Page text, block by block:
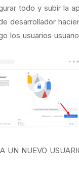
todo y subir la
desarrollador
los usuarios
UN NUEVO